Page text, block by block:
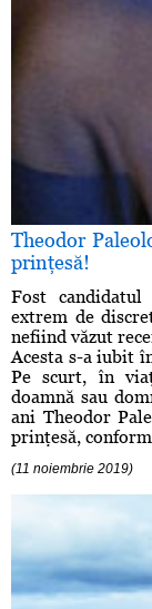
Theodor
prinţesă!
Fost candidatul
extrem de
nefiind văzut
Acesta s-a iubit
Pe scurt, în
doamnă sau
ani Theodor
prinţesă,
(11 noiembrie 2019)